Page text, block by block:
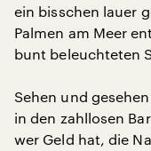
ein bisschen lauer
Palmen am Meer
bunt beleuchteten
Sehen und
in den zahllosen
wer Geld hat, die